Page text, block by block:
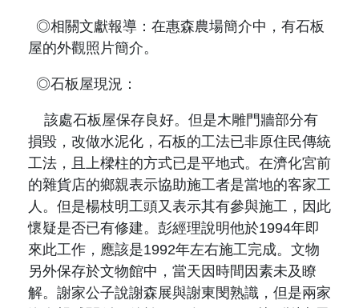
◎相關文獻報導：在惠森農場簡介中，有石板
屋的外觀照片簡介。
◎石板屋現況：
該處石板屋保存良好。但是木雕門牆部分有
損毀，改做水泥化，石板的工法已非原住民傳統
工法，且上樑柱的方式已是平地式。在濟化宮前
的雜貨店的鄉親表示協助施工者是當地的客家工
人。但是楊枝明工頭又表示其有參與施工，因此
懷疑是否已有修建。彭經理說明他於1994年即
來此工作，應該是1992年左右施工完成。文物
另外保存於文物館中，當天因時間因素未及瞭
解。謝家公子說謝森展與謝東閔熟識，但是兩家